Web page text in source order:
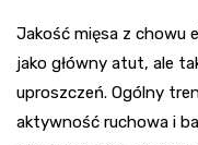
Jakość mięsa z chowu
jako główny atut, ale
uproszczeń. Ogólny
aktywność ruchowa i